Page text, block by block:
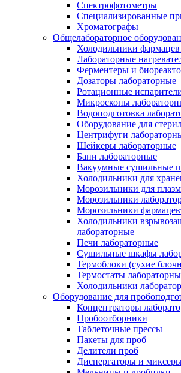
Спектрофотометры
Специализированные
Хроматографы
Общелабораторное
Холодильники
Лабораторные
Ферментеры и
Дозаторы лабораторные
Ротационные
Микроскопы
Водоподготовка
Оборудование для
Центрифуги
Шейкеры лабораторные
Бани лабораторные
Вакуумные сушильные
Холодильники для
Морозильники для
Морозильники
Морозильники
Холодильники
лабораторные
Печи лабораторные
Сушильные шкафы
Термоблоки (сухие
Термостаты
Холодильники
Оборудование для
Концентраторы
Пробоотборники
Таблеточные прессы
Пакеты для проб
Делители проб
Диспергаторы и